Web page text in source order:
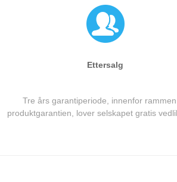
Ettersalg
Tre års garantiperiode, innenfor
produktgarantien, lover selskapet gratis